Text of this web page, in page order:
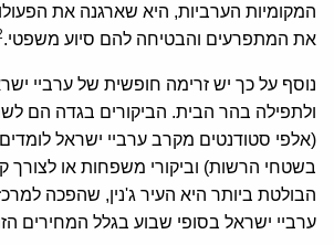
המקומיות הערביות, היא שארגנה את
את המתפרעים והבטיחה להם סיוע משפטי.
נוסף על כך יש זרימה חופשית של ערביי
ולתפילה בהר הבית. הביקורים בגדה הם
(אלפי סטודנטים מקרב ערביי ישראל
בשטחי הרשות) וביקורי משפחות או לצורך
הבולטת ביותר היא העיר ג'נין, שהפכה
ערביי ישראל בסופי שבוע בגלל המחירים